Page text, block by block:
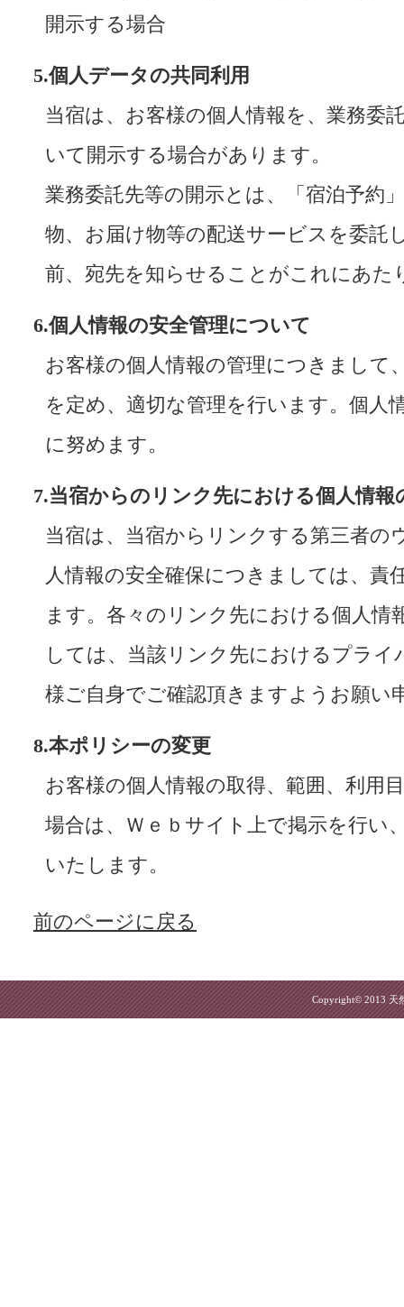
開示する場合
5.個人データの共同利用
当宿は、お客様の個人情報を、業務委
いて開示する場合があります。
業務委託先等の開示とは、「宿泊予約
物、お届け物等の配送サービスを委託
前、宛先を知らせることがこれにあた
6.個人情報の安全管理について
お客様の個人情報の管理につきまして
を定め、適切な管理を行います。個人
に努めます。
7.当宿からのリンク先における個人情報
当宿は、当宿からリンクする第三者の
人情報の安全確保につきましては、責
ます。各々のリンク先における個人情
しては、当該リンク先におけるプライ
様ご自身でご確認頂きますようお願い
8.本ポリシーの変更
お客様の個人情報の取得、範囲、利用
場合は、Ｗｅｂサイト上で掲示を行い
いたします。
前のページに戻る
Copyright© 2013 天